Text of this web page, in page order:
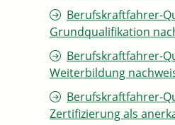
Berufskraftfahrer-
Grundqualifikation
Berufskraftfahrer-
Weiterbildung
Berufskraftfahrer-
Zertifizierung als